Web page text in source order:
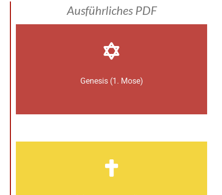
Ausführliches PDF
Genesis (1. Mose)